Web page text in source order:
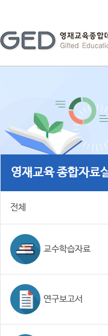
영재교육 종합자료
전체
교수학습자료
연구보고서